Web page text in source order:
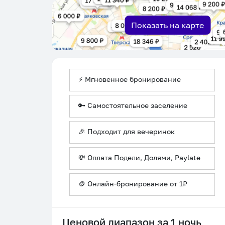
Показать на карте
⚡ Мгновенное бронирование
🔑 Самостоятельное заселение
🎉 Подходит для вечеринок
💸 Оплата Подели, Долями, Paylate
🪙 Онлайн-бронирование от 1₽
Ценовой диапазон за 1 ночь